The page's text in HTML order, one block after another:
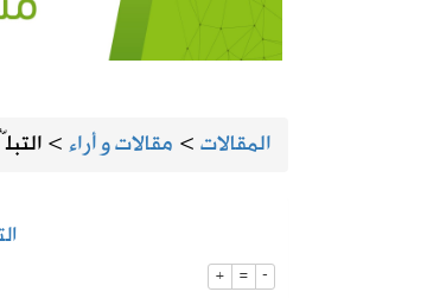
2026-08-06 أمانة الأحساء تنجز
المقالات> مقالات و أراء>
+ = -